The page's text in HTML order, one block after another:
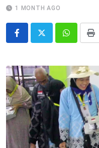
1 MONTH AGO